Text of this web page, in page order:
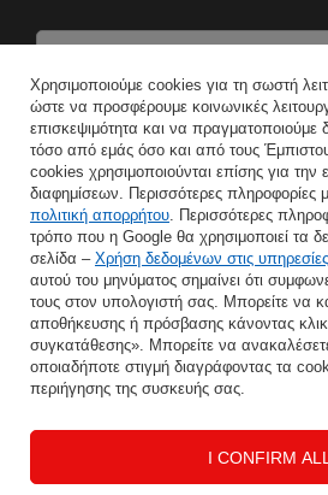
Εισάγετε τη διεύθυνση e-mail σας
Συμφωνώ με την επεξεργασία των προσωπικών μου δεδομένων για τους σκοπούς και
ΑΠΟΘΉΚΕΥΣΗ
ΒΟΉΘΕΙΑ
Χρησιμοποιούμε cookies για τη σωστή
ώστε να προσφέρουμε κοινωνικές
επισκεψιμότητα και να πραγματοποιούμε
τόσο από εμάς όσο και από τους
cookies χρησιμοποιούνται επίσης για την
διαφημίσεων. Περισσότερες πληροφορίες
πολιτική απορρήτου. Περισσότερες
τρόπο που η Google θα χρησιμοποιεί τα
σελίδα – Χρήση δεδομένων στις
αυτού του μηνύματος σημαίνει ότι
τους στον υπολογιστή σας. Μπορείτε να
αποθήκευσης ή πρόσβασης κάνοντας
συγκατάθεσης». Μπορείτε να
οποιαδήποτε στιγμή διαγράφοντας τα
περιήγησης της συσκευής σας.
I CONFIRM ALL